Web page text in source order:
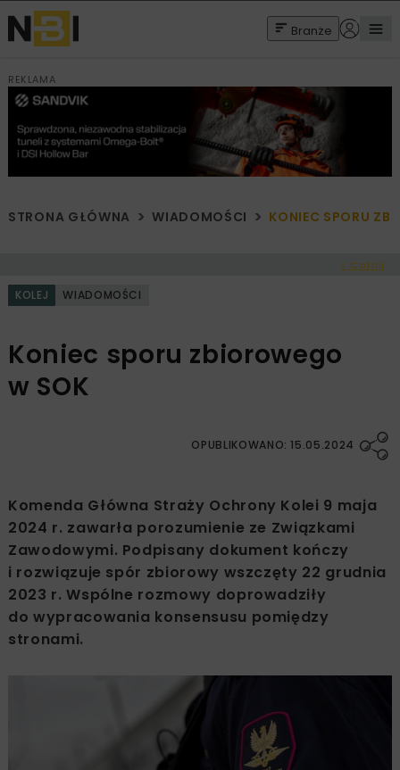
Branże
REKLAMA
STRONA GŁÓWNA WIADOMOŚCI KONIEC SPORU
< Cofnij
KOLEJ WIADOMOŚCI
Koniec sporu zbiorowego
w SOK
OPUBLIKOWANO: 15.05.2024
Komenda Główna Straży Ochrony Kolei 9 maja
2024 r. zawarła porozumienie ze Związkami
Zawodowymi. Podpisany dokument kończy
i rozwiązuje spór zbiorowy wszczęty 22 grudnia
2023 r. Wspólne rozmowy doprowadziły
do wypracowania konsensusu pomiędzy
stronami.